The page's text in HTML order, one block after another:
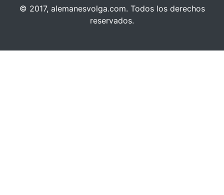
© 2017, alemanesvolga.com. Todos los derechos
reservados.